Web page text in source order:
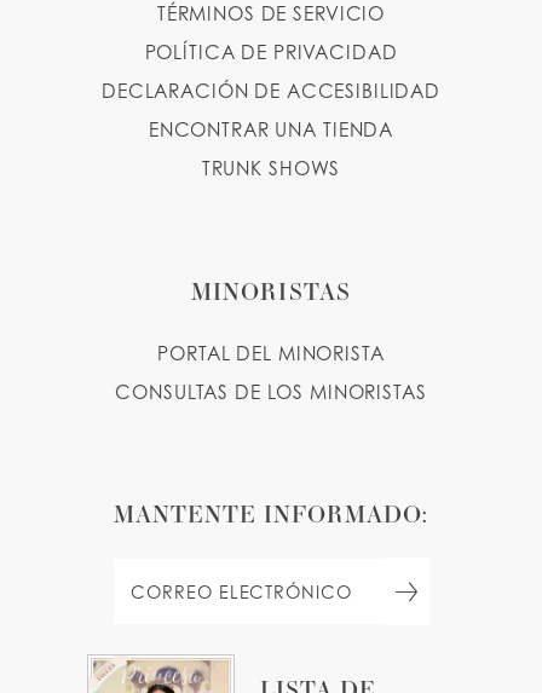
TÉRMINOS DE SERVICIO
POLÍTICA DE PRIVACIDAD
DECLARACIÓN DE ACCESIBILIDAD
ENCONTRAR UNA TIENDA
TRUNK SHOWS
MINORISTAS
PORTAL DEL MINORISTA
CONSULTAS DE LOS MINORISTAS
MANTENTE INFORMADO: